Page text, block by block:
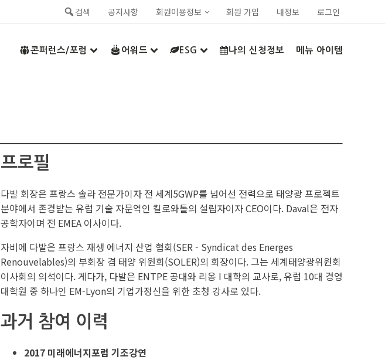
검색 공지사항 회원이용정보 회원 가입 내정보 로그인
콘퍼런스/포럼 어워드 ESG 나의 신청정보 메뉴 아이템
프로필
다발 회장은 프랑스 솔라 전문가이자 전 세계5GWP를 넘어선 전력으로 태양광 프로젝트
분야에서 존경받는 유럽 기술 자문역인 킬로와톨의 설립자이자 CEO이다. Daval은 전자
공학자이며 전 EMEA 이사이다.
자비에 다발은 프랑스 재생 에너지 산업 협회(SER - Syndicat des Energes
Renouvelables)의 부회장 겸 태양 위원회(SOLER)의 회장이다. 그는 세계태양광위원회
이사회의 의석이다. 게다가, 다발은 ENTPE 공대와 리옹 I 대학의 교사로, 유럽 10대 경영
대학원 중 하나인 EM-Lyon의 기업가정신을 위한 초청 강사로 있다.
과거 참여 이력
2017 미래에너지포럼 기조강연